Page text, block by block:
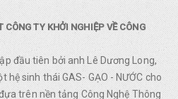
CÔNG TY KHỞI NGHIỆP VỀ CÔNG
đầu tiên bởi anh Lê Dương Long,
sinh thái GAS- GẠO - NƯỚC cho
trên nền tảng Công Nghệ Thông